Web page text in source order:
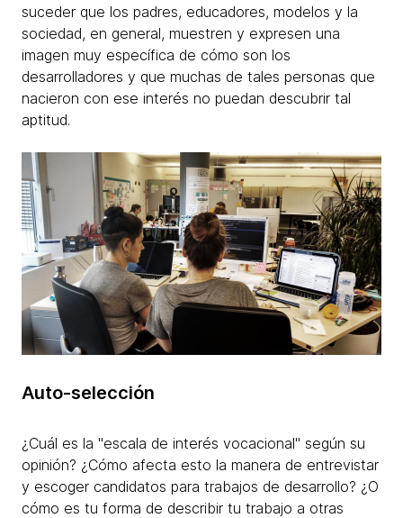
suceder que los padres, educadores, modelos y la
sociedad, en general, muestren y expresen una
imagen muy específica de cómo son los
desarrolladores y que muchas de tales personas que
nacieron con ese interés no puedan descubrir tal
aptitud.​
Auto-selección
¿Cuál es la "escala de interés vocacional" según su
opinión? ¿Cómo afecta esto la manera de entrevistar
y escoger candidatos para trabajos de desarrollo? ¿O
cómo es tu forma de describir tu trabajo a otras